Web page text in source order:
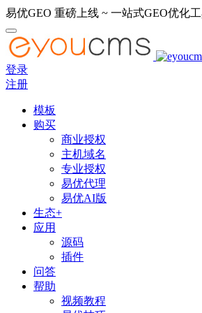
易优GEO 重磅上线 ~ 一站式GEO优化
登录
注册
模板
购买
商业授权
主机域名
专业授权
易优代理
易优AI版
生态+
应用
源码
插件
问答
帮助
视频教程